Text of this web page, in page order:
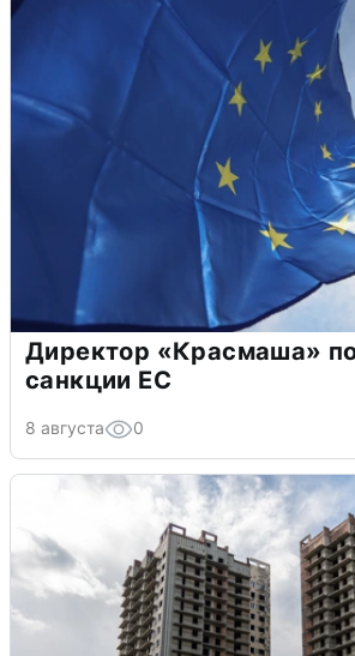
Директор «Красмаша»
санкции ЕС
8 августа 0